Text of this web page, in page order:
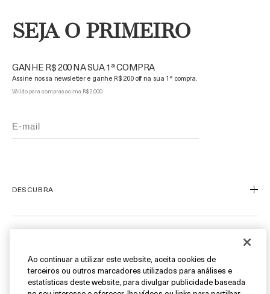
SEJA O PRIMEIRO
GANHE R$ 200 NA SUA 1ª COMPRA
Assine nossa newsletter e ganhe R$ 200 off na sua 1ª compra.
Válido para compras acima R$ 2.000.
DESCUBRA
Miracle Broth™
Blue Heart
Meu Perfil
Ao continuar a utilizar este website, aceita cookies de
terceiros ou outros marcadores utilizados para análises e
estatísticas deste website, para divulgar publicidade baseada